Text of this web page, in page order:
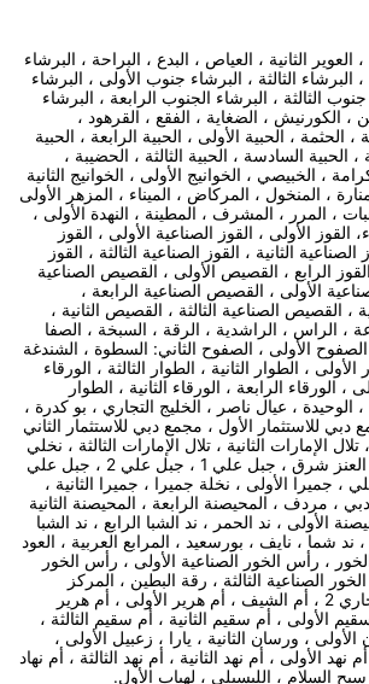
العوير الثانية ، العياص ، البدع ، البراحة ، البرشاء
، البرشاء الثالثة ، البرشاء جنوب الأولى ، البرشاء
الثالثة ، البرشاء الجنوب الرابعة ، البرشاء
الكورنيش ، الضغاية ، الفقع ، القرهود ،
الحثمة ، الحبية الأولى ، الحبية الرابعة ، الحبية
، الحبية السادسة ، الحبية الثالثة ، الحضيبة ،
، الخبيصي ، الخوانيج الأولى ، الخوانيج الثانية
، المنخول ، المركاض ، الميناء ، المزهر الأولى
، المرر ، المشرف ، المطينة ، النهدة الأولى ،
القوز الأولى ، القوز الصناعية الأولى ، القوز
الثانية ، القوز الصناعية الثالثة ، القوز
القوز الرابع ، القصيص الأولى ، القصيص الصناعية
الأولى ، القصيص الصناعية الرابعة ،
، القصيص الصناعية الثالثة ، القصيص الثانية ،
، الراس ، الراشدية ، الرقة ، السبخة ، الصفا
، الصفوح الأولى ، الصفوح الثاني: السطوة ، الشندغة
، الطوار الثانية ، الطوار الثالثة ، الورقاء
، الورقاء الرابعة ، الورقاء الثانية ، الطوار
، الوحيدة ، عيال ناصر ، الخليج التجاري ، بو كدرة ،
للاستثمار الأول ، مجمع دبي للاستثمار الثاني
الإمارات الثانية ، تلال الإمارات الثالثة ، نخلي
، حتا ، هور العنز ، هور العنز شرق ، جبل علي 1 ، جبل علي 2 ، جبل علي
، جميرا الأولى ، نخلة جميرا ، جميرا الثانية ،
، مردف ، المحيصنة الرابعة ، المحيصنة الثانية
الأولى ، ند الحمر ، ند الشبا الرابع ، ند الشبا
، ند شما ، نايف ، بورسعيد ، المرابع العربية ، العود
، رأس الخور الصناعية الأولى ، رأس الخور
الصناعية الثالثة ، رقة البطين ، المركز
التجاري 1 ، المركز التجاري 2 ، أم الشيف ، أم هرير الأولى ، أم هرير
الأولى ، أم سقيم الثانية ، أم سقيم الثالثة ،
، ورسان الثانية ، يارا ، زعبيل الأولى ،
نهد الأولى ، أم نهد الثانية ، أم نهد الثالثة ، أم نهاد
السلام ، الليسيلي ، لهباب الأول.